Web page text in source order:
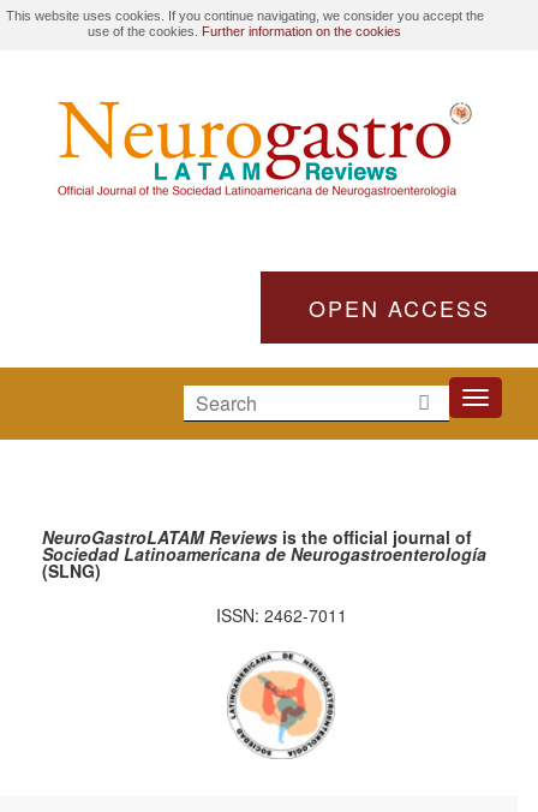
This website uses cookies. If you continue navigating, we consider you accept the
use of the cookies. Further information on the cookies
OPEN ACCESS
Toggle
NeuroGastroLATAM Reviews is the official journal of
Sociedad Latinoamericana de Neurogastroenterología
(SLNG)
ISSN: 2462-7011